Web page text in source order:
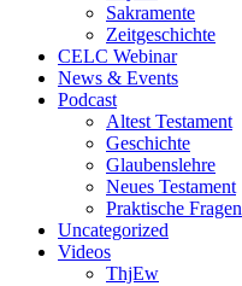
Sakramente
Zeitgeschichte
CELC Webinar
News & Events
Podcast
Altest Testament
Geschichte
Glaubenslehre
Neues Testament
Praktische Fragen
Uncategorized
Videos
ThjEw